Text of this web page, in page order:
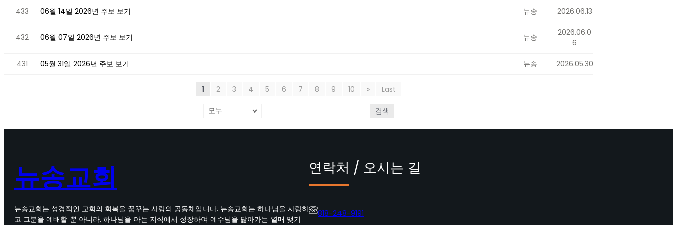
433 06월 14일 2026년 주보 보기 뉴송 2026.06.13
432 06월 07일 2026년 주보 보기 뉴송
2026.06.0
6
431 05월 31일 2026년 주보 보기 뉴송 2026.05.30
1 2 3 4 5 6 7 8 9 10 » Last
검색
뉴송교회
뉴송교회는 성경적인 교회의 회복을 꿈꾸는 사랑의 공동체입니다. 뉴송교회는 하나님을 사랑하
고 그분을 예배할 뿐 아니라, 하나님을 아는 지식에서 성장하여 예수님을 닮아가는 열매 맺기
연락처 / 오시는 길
818-248-9191